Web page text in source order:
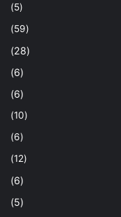
(5)
(59)
(28)
(6)
(6)
(10)
(6)
(12)
(6)
(5)